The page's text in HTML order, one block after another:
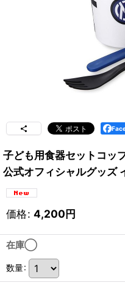
子ども用食器セットコッ
公式オフィシャルグッズ
価格: 4,200円
在庫◯
数量: